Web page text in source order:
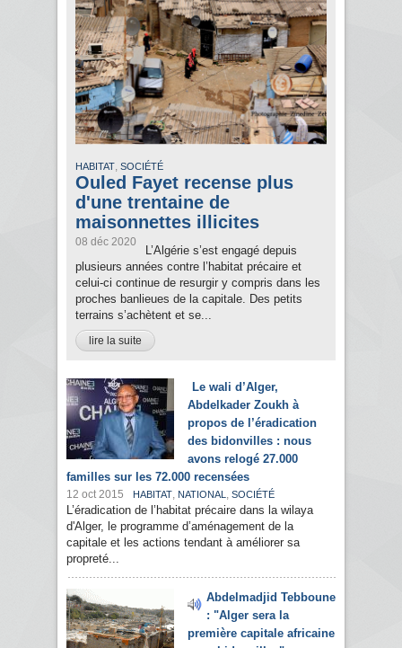
HABITAT, SOCIÉTÉ
Ouled Fayet recense plus
d'une trentaine de
maisonnettes illicites
08 déc 2020
L’Algérie s’est engagé depuis
plusieurs années contre l’habitat précaire et
celui-ci continue de resurgir y compris dans les
proches banlieues de la capitale. Des petits
terrains s’achètent et se...
lire la suite
Le wali d’Alger,
Abdelkader Zoukh à
propos de l’éradication
des bidonvilles : nous
avons relogé 27.000
familles sur les 72.000 recensées
12 oct 2015 HABITAT, NATIONAL , SOCIÉTÉ
L’éradication de l’habitat précaire dans la wilaya
d'Alger, le programme d’aménagement de la
capitale et les actions tendant à améliorer sa
propreté...
Abdelmadjid Tebboune
: "Alger sera la
première capitale africaine